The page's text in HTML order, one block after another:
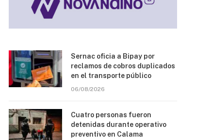
Sernac oficia a Bipay por
reclamos de cobros duplicados
en el transporte público
06/08/2026
Cuatro personas fueron
detenidas durante operativo
preventivo en Calama